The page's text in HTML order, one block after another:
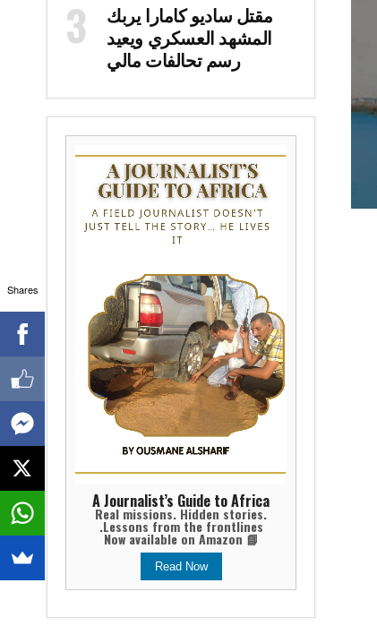
مقتل ساديو كامارا يربك
المشهد العسكري ويعيد
رسم تحالفات مالي
A Journalist’s Guide to Africa
Real missions. Hidden stories.
Lessons from the frontlines.
📘 Now available on Amazon
Read Now
Shares